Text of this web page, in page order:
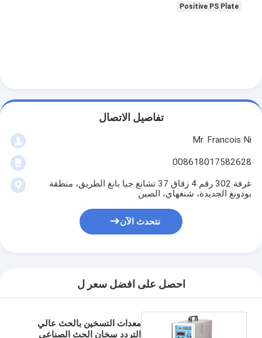
آلة قطع الليزر
صناعيّ يرقّق آلة
كتاب يجعل آلة
آليّ تعليب آلة
آلة الطباعة التلقائية
مستهلكات أخرى
آلة الوسم الليزر
Positive PS Plate
تفاصيل الاتصال
Mr. Francois Ni
008618017582628
غرفة 302 رقم 4 زقاق 37 تشانغ جيا بانغ الطريق، منطقة
بودونغ الجديدة، شنغهاي، الصين
نتحدث الآن
احصل على افضل سعر ل
معدات التسخين بالحث عالي
التردد سخان الحث الصناعي